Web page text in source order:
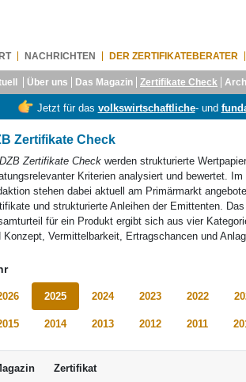
NACHRICHTEN DER ZERTIFIKATEBERATER
Über uns Das Magazin Zertifikate Check
Jetzt für das volkswirtschaftliche- und
Zertifikate Check
DZB Zertifikate Check werden strukturierte
Kriterien analysiert und bewertet.
stehen dabei aktuell am Primärmarkt
und strukturierte Anleihen der Emittenten. Das
für ein Produkt ergibt sich aus vier
Konzept, Vermittelbarkeit, Ertragschancen und
2025 2024 2023 2022
2014 2013 2012 2011
Zertifikat